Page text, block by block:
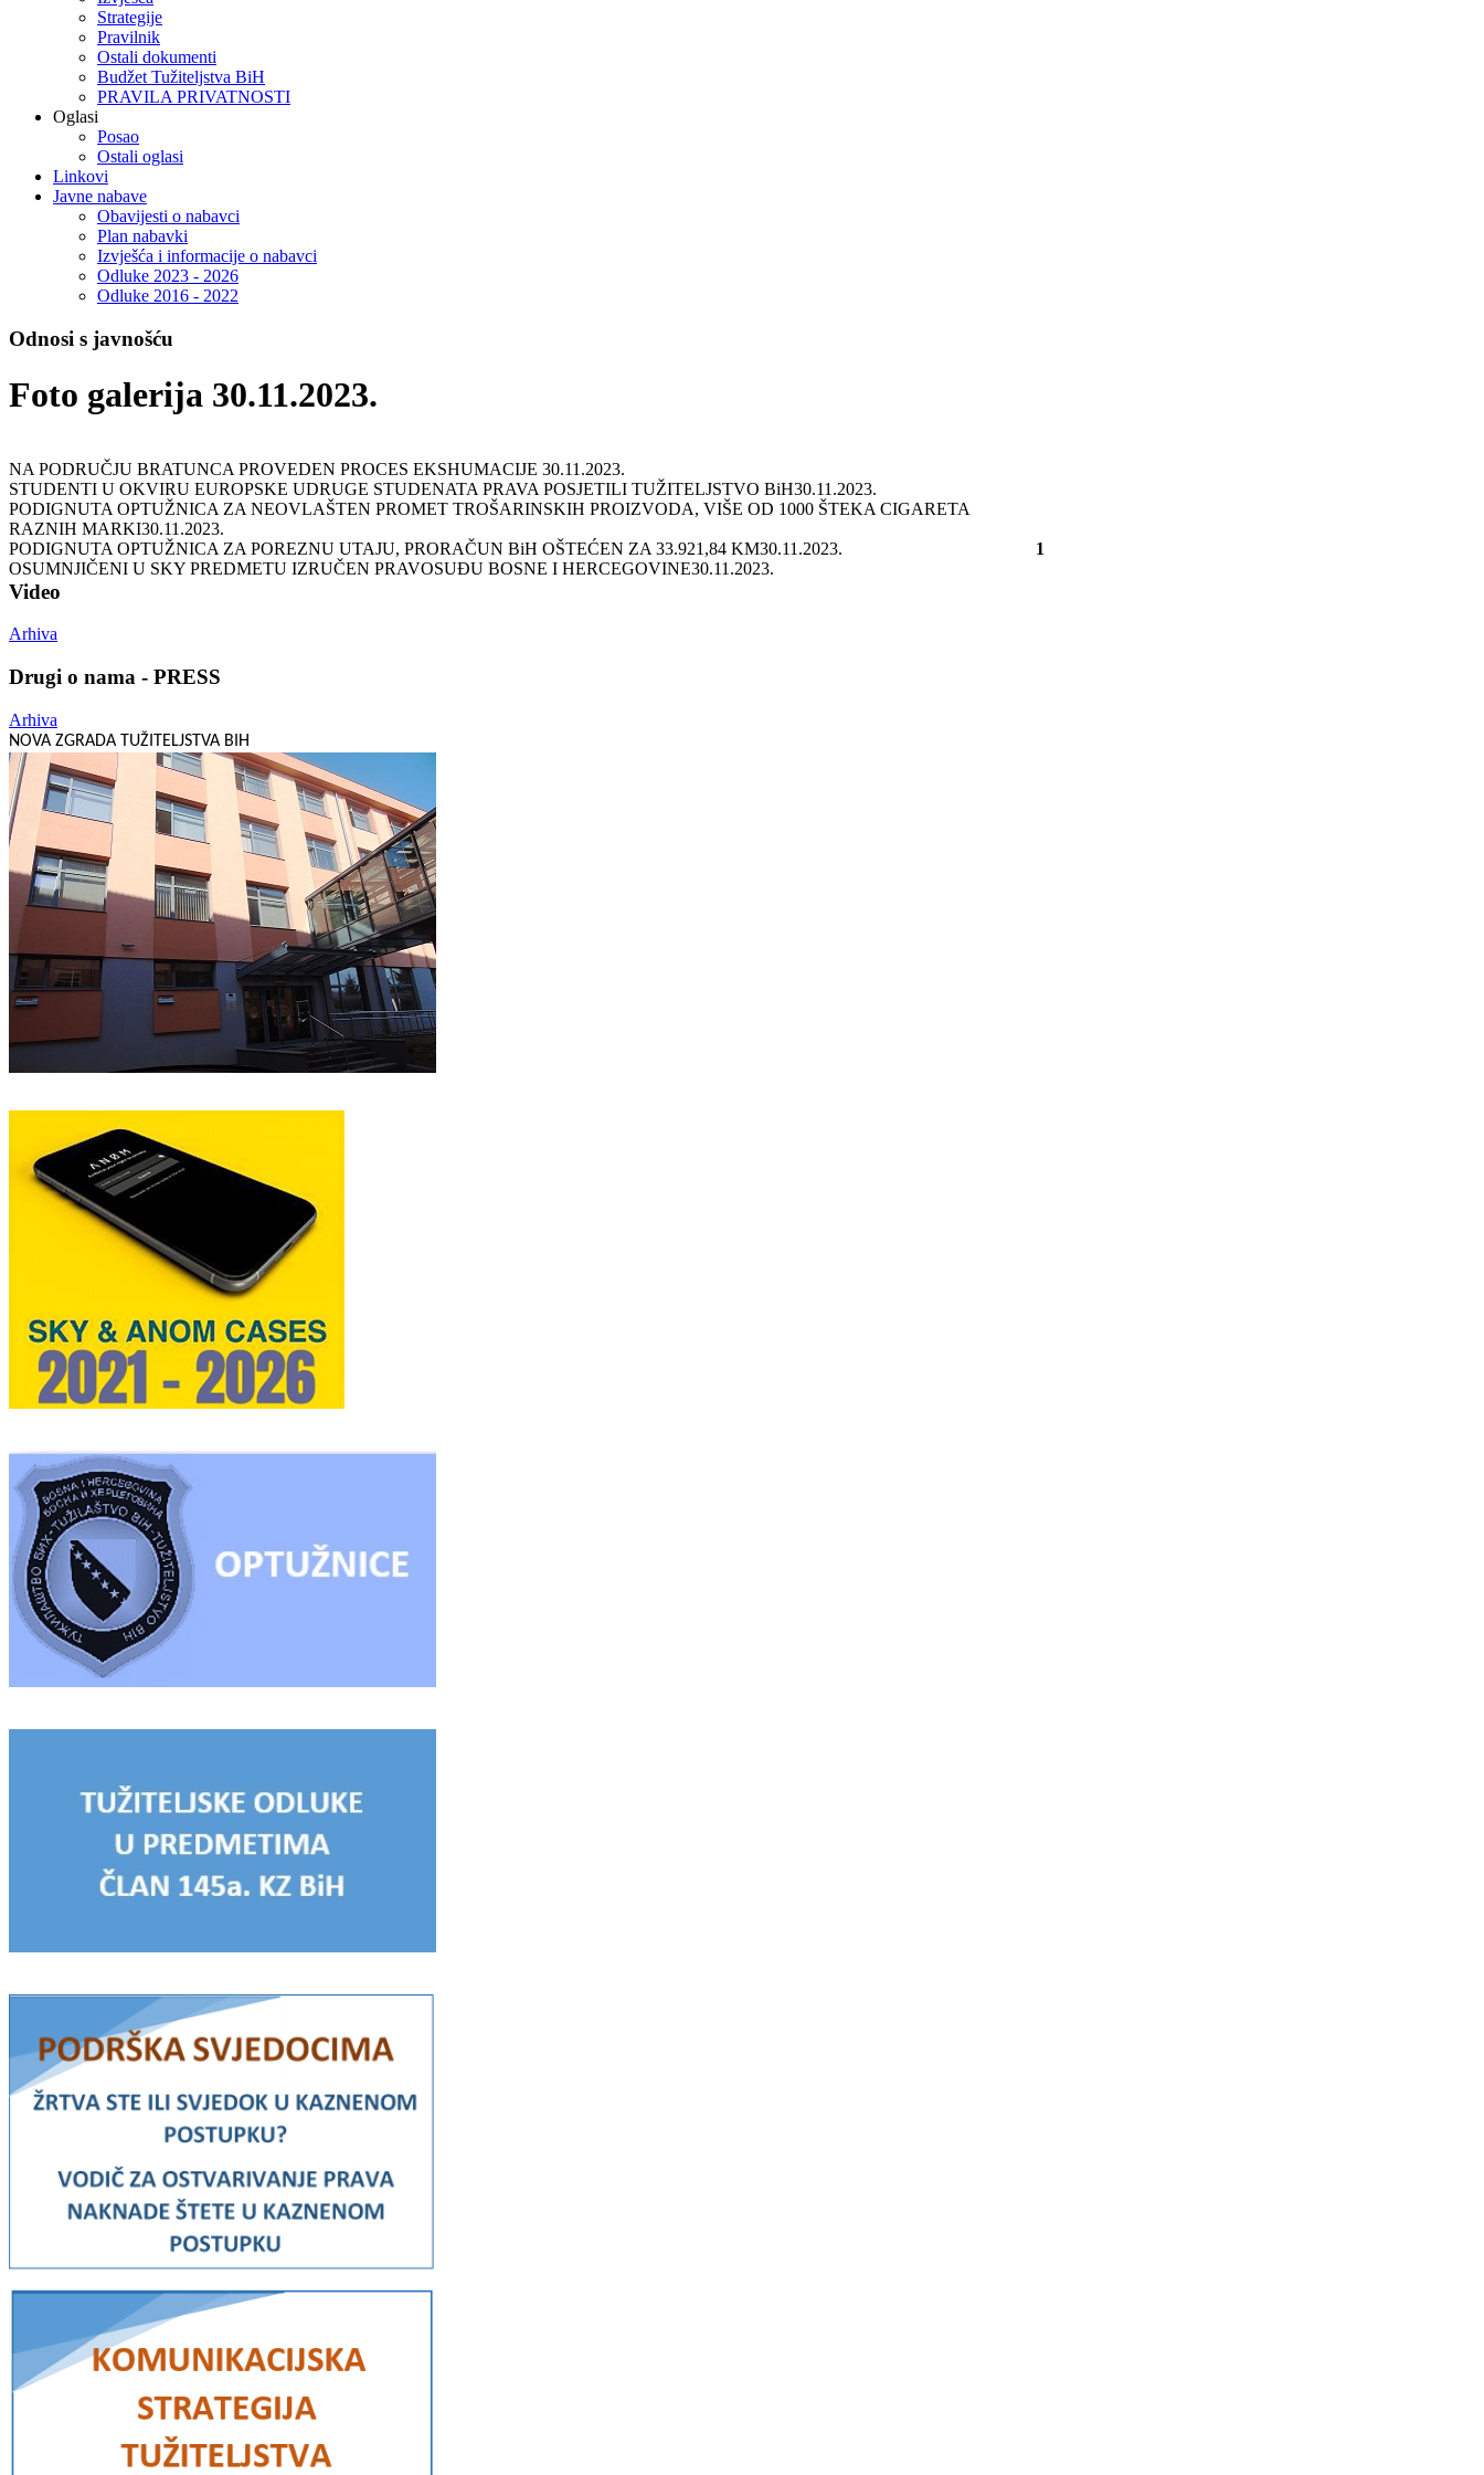
Strategije
Pravilnik
Ostali dokumenti
Budžet Tužiteljstva BiH
PRAVILA PRIVATNOSTI
Oglasi
Posao
Ostali oglasi
Linkovi
Javne nabave
Obavijesti o nabavci
Plan nabavki
Izvješća i informacije o nabavci
Odluke 2023 - 2026
Odluke 2016 - 2022
Odnosi s javnošću
Foto galerija 30.11.2023.
NA PODRUČJU BRATUNCA PROVEDEN PROCES EKSHUMACIJE 30.11.2023.
STUDENTI U OKVIRU EUROPSKE UDRUGE STUDENATA PRAVA POSJETILI TUŽITELJSTVO BiH30.11.2023.
PODIGNUTA OPTUŽNICA ZA NEOVLAŠTEN PROMET TROŠARINSKIH PROIZVODA, VIŠE OD 1000 ŠTEKA CIGARETA
RAZNIH MARKI30.11.2023.
PODIGNUTA OPTUŽNICA ZA POREZNU UTAJU, PRORAČUN BiH OŠTEĆEN ZA 33.921,84 KM30.11.2023.
OSUMNJIČENI U SKY PREDMETU IZRUČEN PRAVOSUĐU BOSNE I HERCEGOVINE30.11.2023.
1
Video
Arhiva
Drugi o nama - PRESS
Arhiva
NOVA ZGRADA TUŽITELJSTVA BIH